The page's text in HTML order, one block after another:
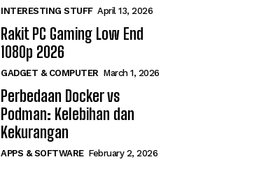
INTERESTING STUFF April 13, 2026
Rakit PC Gaming Low End
1080p 2026
GADGET & COMPUTER March 1, 2026
Perbedaan Docker vs
Podman: Kelebihan dan
Kekurangan
APPS & SOFTWARE February 2, 2026